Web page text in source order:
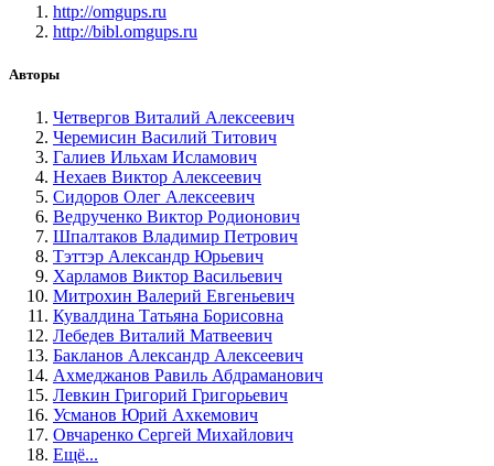
http://omgups.ru
http://bibl.omgups.ru
Авторы
Четвергов Виталий Алексеевич
Черемисин Василий Титович
Галиев Ильхам Исламович
Нехаев Виктор Алексеевич
Сидоров Олег Алексеевич
Ведрученко Виктор Родионович
Шпалтаков Владимир Петрович
Тэттэр Александр Юрьевич
Харламов Виктор Васильевич
Митрохин Валерий Евгеньевич
Кувалдина Татьяна Борисовна
Лебедев Виталий Матвеевич
Бакланов Александр Алексеевич
Ахмеджанов Равиль Абдраманович
Левкин Григорий Григорьевич
Усманов Юрий Ахкемович
Овчаренко Сергей Михайлович
Ещё...